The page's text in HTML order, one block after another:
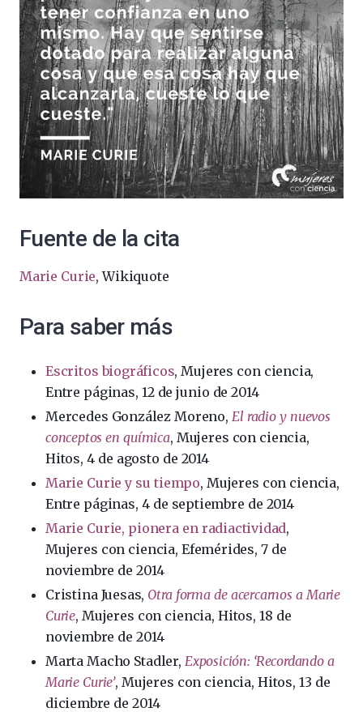
Fuente de la cita
Marie Curie, Wikiquote
Para saber más
Escritos biográficos, Mujeres con ciencia,
Entre páginas, 12 de junio de 2014
Mercedes González Moreno, El radio y nuevos
conceptos en química, Mujeres con ciencia,
Hitos, 4 de agosto de 2014
Marie Curie y su tiempo, Mujeres con ciencia,
Entre páginas, 4 de septiembre de 2014
Marie Curie, pionera en radiactividad,
Mujeres con ciencia, Efemérides, 7 de
noviembre de 2014
Cristina Juesas, Otra forma de acercarnos a Marie
Curie, Mujeres con ciencia, Hitos, 18 de
noviembre de 2014
Marta Macho Stadler, Exposición: ‘Recordando a
Marie Curie’, Mujeres con ciencia, Hitos, 13 de
diciembre de 2014